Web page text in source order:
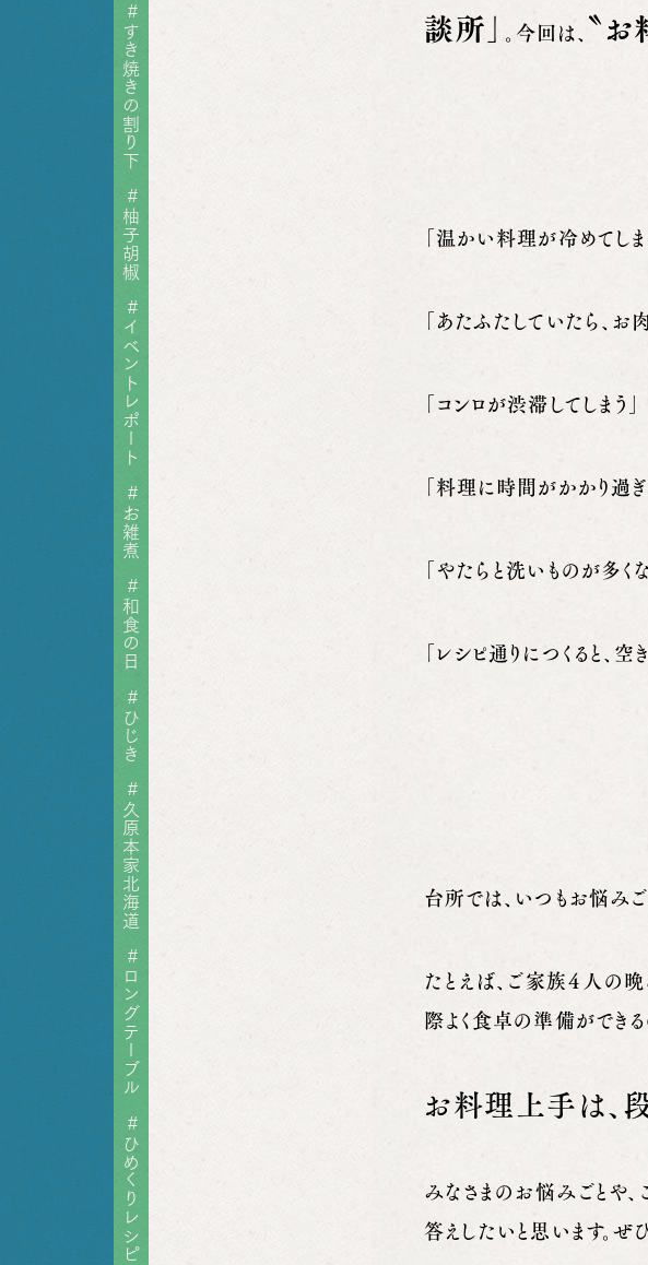
談所」 。今回は、 〝お
「温かい料理が冷めてしま
「あたふたしていたら、お
「コンロが渋滞してしまう」
「料理に時間がかかり過ぎ
「やたらと洗いものが多くな
「レシピ通りにつくると、
台所では、いつもお悩みご
たとえば、ご家族４人の晩
際よく食卓の準備ができる
お料理上手は、
みなさまのお悩みごとや
答えしたいと思います。ぜ
#
すき焼きの割り下
#
柚子胡椒
#
イベントレポート
#
お雑煮
#
和食の日
#
ひじき
#
久原本家北海道
#
ロングテーブル
#
ひめくりレシピ